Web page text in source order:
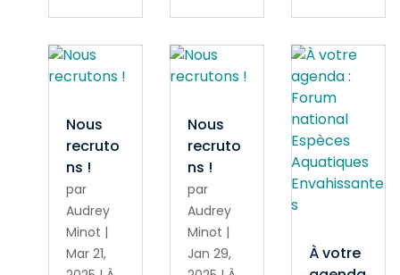
Nous
recruto
ns !
par
Audrey
Minot |
Mar 21,
Nous
recruto
ns !
par
Audrey
Minot |
Jan 29,
À votre